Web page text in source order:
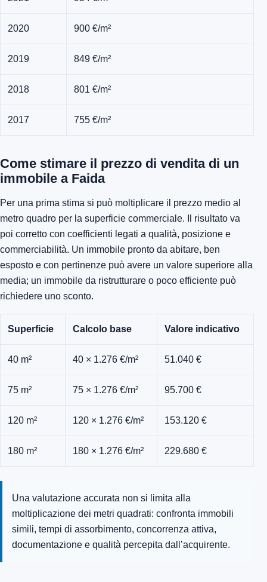
2020 900 €/m²
2019 849 €/m²
2018 801 €/m²
2017 755 €/m²
Come stimare il prezzo di vendita di un
immobile a Faida
Per una prima stima si può moltiplicare il prezzo medio al
metro quadro per la superficie commerciale. Il risultato va
poi corretto con coefficienti legati a qualità, posizione e
commerciabilità. Un immobile pronto da abitare, ben
esposto e con pertinenze può avere un valore superiore alla
media; un immobile da ristrutturare o poco efficiente può
richiedere uno sconto.
Superficie Calcolo base Valore indicativo
40 m² 40 × 1.276 €/m² 51.040 €
75 m² 75 × 1.276 €/m² 95.700 €
120 m² 120 × 1.276 €/m² 153.120 €
180 m² 180 × 1.276 €/m² 229.680 €
Una valutazione accurata non si limita alla
moltiplicazione dei metri quadrati: confronta immobili
simili, tempi di assorbimento, concorrenza attiva,
documentazione e qualità percepita dall’acquirente.